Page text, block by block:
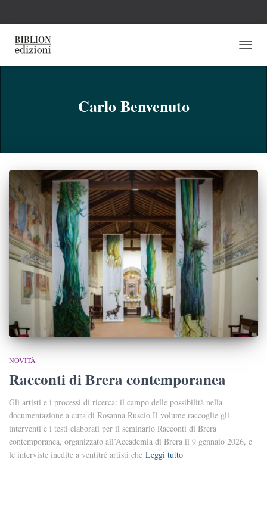
Carlo Benvenuto
NOVITÀ
Racconti di Brera contemporanea
Gli artisti e i processi di ricerca: il campo delle possibilità nella
documentazione a cura di Rosanna Ruscio Il volume raccoglie gli
interventi e i testi elaborati per il seminario Racconti di Brera
contemporanea, organizzato all’Accademia di Brera il 9 gennaio 2026, e
le interviste inedite a ventitré artisti che Leggi tutto